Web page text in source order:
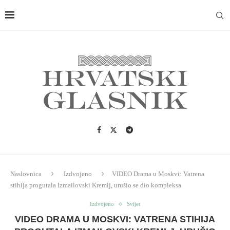
Naslovnica Izdvojeno
VIDEO Drama u Moskvi: Vatrena
stihija progutala Izmailovski Kremlj, urušio se dio kompleksa
Izdvojeno Svijet
VIDEO DRAMA U MOSKVI: VATRENA STIHIJA